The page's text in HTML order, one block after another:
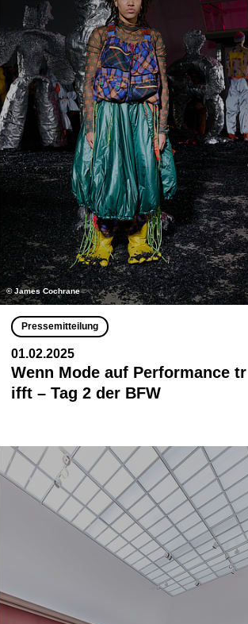
© James Cochrane
Pressemitteilung
01.02.2025
Wenn Mode auf Performance tr
ifft – Tag 2 der BFW